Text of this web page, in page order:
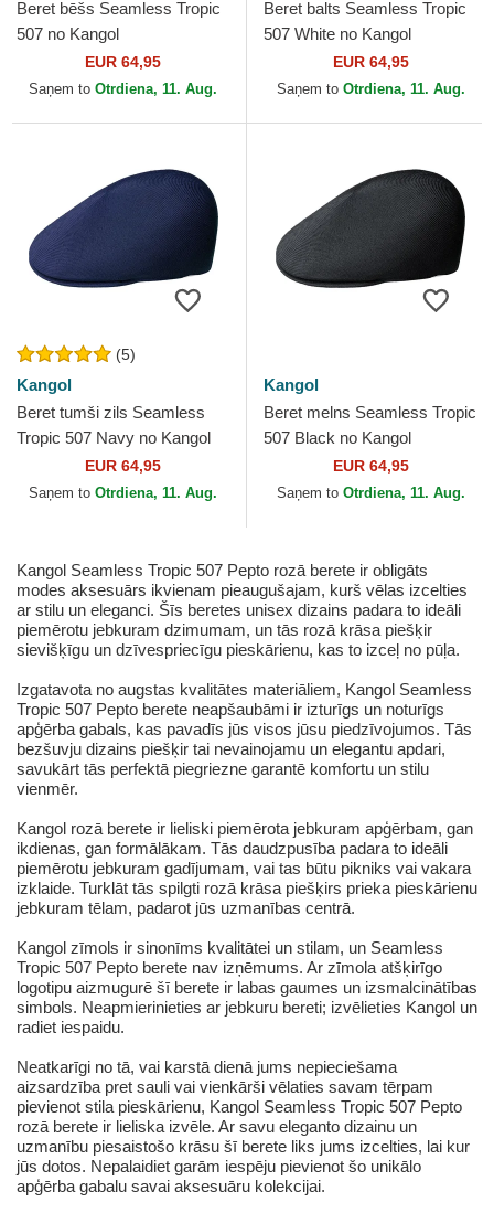
Beret bēšs Seamless Tropic
507 no Kangol
EUR 64,95
Saņem to Otrdiena, 11. Aug.
Beret balts Seamless Tropic
507 White no Kangol
EUR 64,95
Saņem to Otrdiena, 11. Aug.
(5)
Kangol
Beret tumši zils Seamless
Tropic 507 Navy no Kangol
EUR 64,95
Saņem to Otrdiena, 11. Aug.
Kangol
Beret melns Seamless Tropic
507 Black no Kangol
EUR 64,95
Saņem to Otrdiena, 11. Aug.
Kangol Seamless Tropic 507 Pepto rozā berete ir obligāts
modes aksesuārs ikvienam pieaugušajam, kurš vēlas izcelties
ar stilu un eleganci. Šīs beretes unisex dizains padara to ideāli
piemērotu jebkuram dzimumam, un tās rozā krāsa piešķir
sievišķīgu un dzīvespriecīgu pieskārienu, kas to izceļ no pūļa.
Izgatavota no augstas kvalitātes materiāliem, Kangol Seamless
Tropic 507 Pepto berete neapšaubāmi ir izturīgs un noturīgs
apģērba gabals, kas pavadīs jūs visos jūsu piedzīvojumos. Tās
bezšuvju dizains piešķir tai nevainojamu un elegantu apdari,
savukārt tās perfektā piegriezne garantē komfortu un stilu
vienmēr.
Kangol rozā berete ir lieliski piemērota jebkuram apģērbam, gan
ikdienas, gan formālākam. Tās daudzpusība padara to ideāli
piemērotu jebkuram gadījumam, vai tas būtu pikniks vai vakara
izklaide. Turklāt tās spilgti rozā krāsa piešķirs prieka pieskārienu
jebkuram tēlam, padarot jūs uzmanības centrā.
Kangol zīmols ir sinonīms kvalitātei un stilam, un Seamless
Tropic 507 Pepto berete nav izņēmums. Ar zīmola atšķirīgo
logotipu aizmugurē šī berete ir labas gaumes un izsmalcinātības
simbols. Neapmierinieties ar jebkuru bereti; izvēlieties Kangol un
radiet iespaidu.
Neatkarīgi no tā, vai karstā dienā jums nepieciešama
aizsardzība pret sauli vai vienkārši vēlaties savam tērpam
pievienot stila pieskārienu, Kangol Seamless Tropic 507 Pepto
rozā berete ir lieliska izvēle. Ar savu eleganto dizainu un
uzmanību piesaistošo krāsu šī berete liks jums izcelties, lai kur
jūs dotos. Nepalaidiet garām iespēju pievienot šo unikālo
apģērba gabalu savai aksesuāru kolekcijai.